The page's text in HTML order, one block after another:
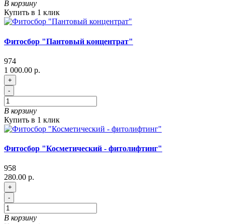
В корзину
Купить в 1 клик
Фитосбор "Пантовый концентрат"
974
1 000.00 р.
+
-
В корзину
Купить в 1 клик
Фитосбор "Косметический - фитолифтинг"
958
280.00 р.
+
-
В корзину